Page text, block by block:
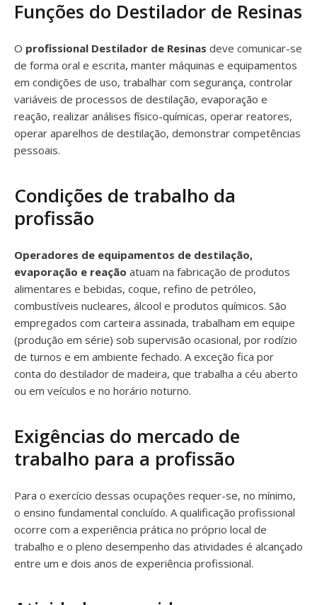
Funções do Destilador de Resinas
O profissional Destilador de Resinas deve comunicar-se
de forma oral e escrita, manter máquinas e equipamentos
em condições de uso, trabalhar com segurança, controlar
variáveis de processos de destilação, evaporação e
reação, realizar análises físico-químicas, operar reatores,
operar aparelhos de destilação, demonstrar competências
pessoais.
Condições de trabalho da
profissão
Operadores de equipamentos de destilação,
evaporação e reação atuam na fabricação de produtos
alimentares e bebidas, coque, refino de petróleo,
combustíveis nucleares, álcool e produtos químicos. São
empregados com carteira assinada, trabalham em equipe
(produção em série) sob supervisão ocasional, por rodízio
de turnos e em ambiente fechado. A exceção fica por
conta do destilador de madeira, que trabalha a céu aberto
ou em veículos e no horário noturno.
Exigências do mercado de
trabalho para a profissão
Para o exercício dessas ocupações requer-se, no mínimo,
o ensino fundamental concluído. A qualificação profissional
ocorre com a experiência prática no próprio local de
trabalho e o pleno desempenho das atividades é alcançado
entre um e dois anos de experiência profissional.